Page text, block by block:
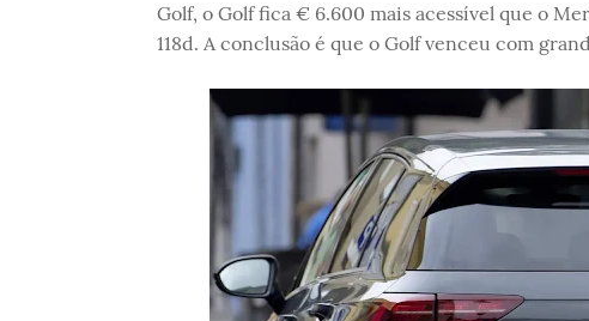
Golf, o Golf fica € 6.600 mais acessível que o
118d. A conclusão é que o Golf venceu com